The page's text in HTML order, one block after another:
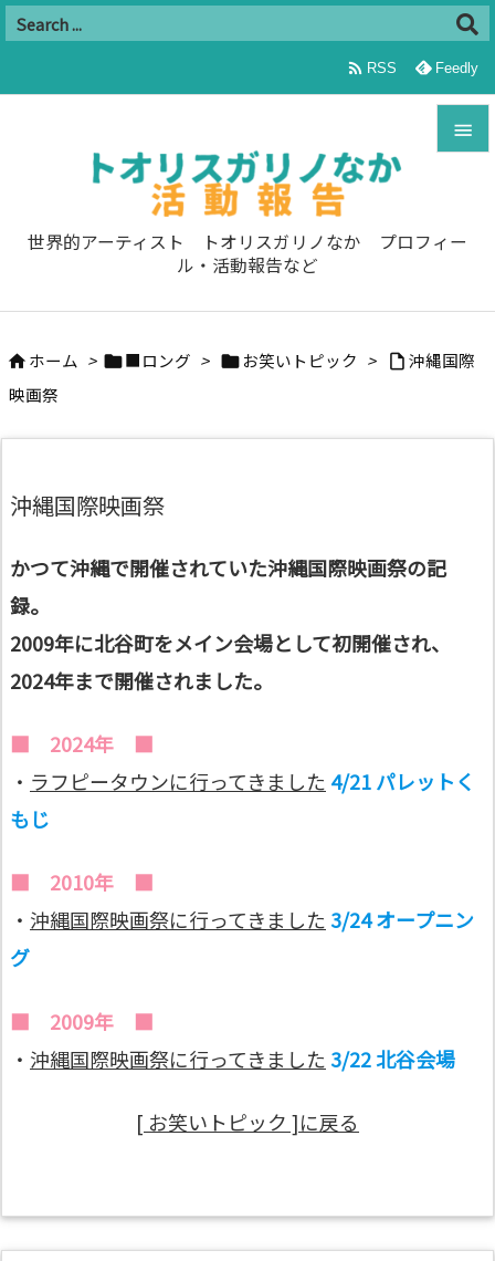
世界的アーティスト トオリスガリノなか プロフィー
ル・活動報告など




 RSS Feedly
 ホーム > ■ロング >  お笑いトピック >  沖縄国際
映画祭
沖縄国際映画祭
かつて沖縄で開催されていた沖縄国際映画祭の記
録。
2009年に北谷町をメイン会場として初開催され、
2024年まで開催されました。
■ 2024年 ■
・ ラフピータウンに行ってきました 4/21 パレットく
もじ
■ 2010年 ■
・ 沖縄国際映画祭に行ってきました 3/24 オープニン
グ
■ 2009年 ■
・ 沖縄国際映画祭に行ってきました 3/22 北谷会場
[ お笑いトピック ]に戻る